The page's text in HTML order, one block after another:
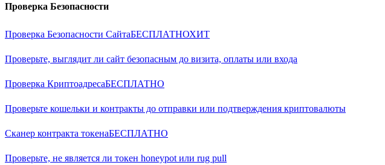
Проверка Безопасности
Проверка Безопасности СайтаБЕСПЛАТНОХИТ
Проверьте, выглядит ли сайт безопасным до визита, оплаты или входа
Проверка КриптоадресаБЕСПЛАТНО
Проверьте кошельки и контракты до отправки или подтверждения криптовалюты
Сканер контракта токенаБЕСПЛАТНО
Проверьте, не является ли токен honeypot или rug pull